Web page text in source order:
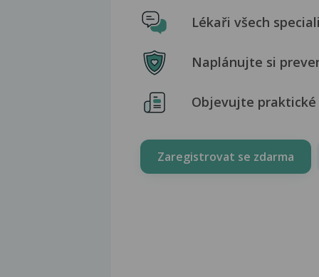
Lékaři všech
Naplánujte si
Objevujte
Zaregistrovat se zdarma